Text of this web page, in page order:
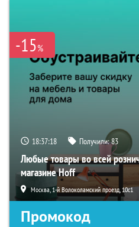
-15%
18:37:17 Получили:83
Любые товары во всей
магазине Hoff
Москва, 1-й Волоколамский проезд, 10с1
Промокод